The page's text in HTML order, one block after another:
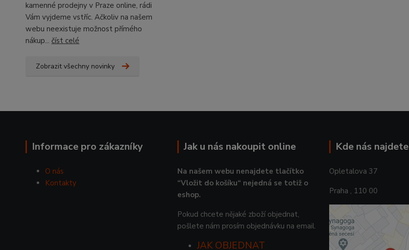
kamenné prodejny v Praze online, rádi
Vám vyjdeme vstříc. Ačkoliv na našem
webu neexistuje možnost přímého
nákup... číst celé
Zobrazit všechny novinky
Informace pro zákazníky
O nás
Kontakty
Jak u nás nakoupit online
Na našem webu nenajdete tlačítko
“Vložit do košíku“ nejedná se totiž o
eshop.
Pokud chcete nějaké zboží objednat,
pošlete nám prosím objednávku na email.
JAK OBJEDNAT
Kde nás najdete
Opletalova 37
Praha , 110 00